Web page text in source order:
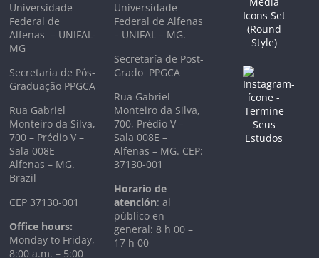
Universidade
Federal de
Alfenas – UNIFAL-
MG
Secretaria de Pós-
Graduação PPGCA
Rua Gabriel
Monteiro da Silva,
700 – Prédio V –
Sala 008E
Alfenas – MG.
Brazil
CEP 37130-001
Office hours:
Monday to Friday,
8:00 a.m. – 5:00
Universidade
Federal de Alfenas
– UNIFAL – MG.
Secretaría de Post-
Grado PPGCA
Rua Gabriel
Monteiro da Silva,
700, Prédio V –
Sala 008E –
Alfenas – MG. CEP:
37130-001
Horario de
atención: al
público en
general: 8 h 00 –
17 h 00